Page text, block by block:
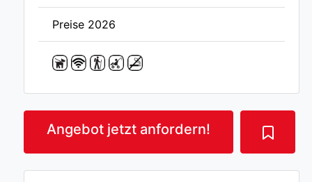
Preise 2026
Angebot jetzt anfordern!